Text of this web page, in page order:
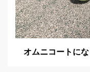
オムニコートにな